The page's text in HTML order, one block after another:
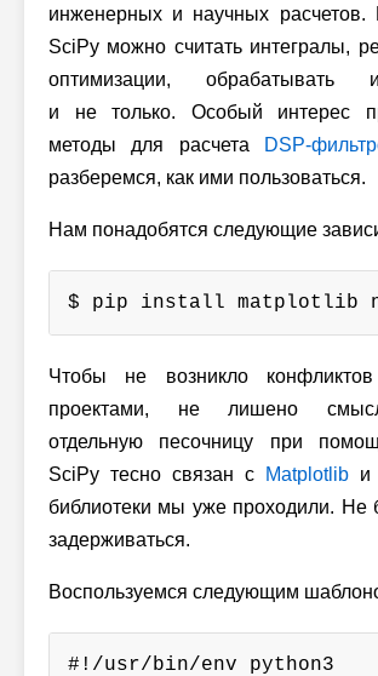
инженерных и научных
SciPy можно считать интегралы,
оптимизации, обрабатывать
и не только. Особый интерес
методы для расчета
DSP-
разберемся, как ими пользоваться.
Нам понадобятся следующие
$ pip install matplotlib
Чтобы не возникло
проектами, не лишено
отдельную песочницу при
SciPy тесно связан с
Matplotlib и
библиотеки мы уже проходили. Не
задерживаться.
Воспользуемся следующим
#!/usr/bin/env python3